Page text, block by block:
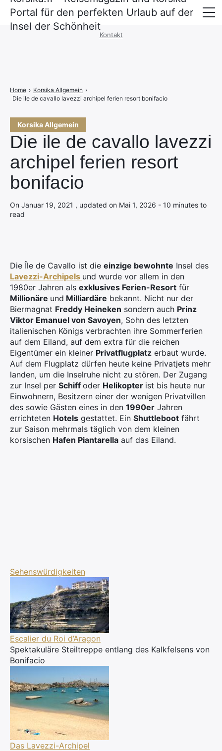
Korsika Allgemein
Die ile de cavallo lavezzi
archipel ferien resort
bonifacio
On Januar 19, 2021 , updated on Mai 1, 2026 - 10 minutes to
read
Home › Korsika Allgemein ›
Die ile de cavallo lavezzi archipel ferien resort bonifacio
Die Île de Cavallo ist die einzige bewohnte Insel des
Lavezzi-Archipels und wurde vor allem in den
1980er Jahren als exklusives Ferien-Resort für
Millionäre und Milliardäre bekannt. Nicht nur der
Biermagnat Freddy Heineken sondern auch Prinz
Viktor Emanuel von Savoyen, Sohn des letzten
italienischen Königs verbrachten ihre Sommerferien
auf dem Eiland, auf dem extra für die reichen
Eigentümer ein kleiner Privatflugplatz erbaut wurde.
Auf dem Flugplatz dürfen heute keine Privatjets mehr
landen, um die Inselruhe nicht zu stören. Der Zugang
zur Insel per Schiff oder Helikopter ist bis heute nur
Einwohnern, Besitzern einer der wenigen Privatvillen
des sowie Gästen eines in den 1990er Jahren
errichteten Hotels gestattet. Ein Shuttleboot fährt
zur Saison mehrmals täglich von dem kleinen
korsischen Hafen Piantarella auf das Eiland.
Sehenswürdigkeiten
Escalier du Roi d’Aragon
Spektakuläre Steiltreppe entlang des Kalkfelsens von
Bonifacio
Das Lavezzi-Archipel
Portal für den perfekten Urlaub auf der
Insel der Schönheit
Search
for:
Impressum · Datenschutzerklärung
Kontakt